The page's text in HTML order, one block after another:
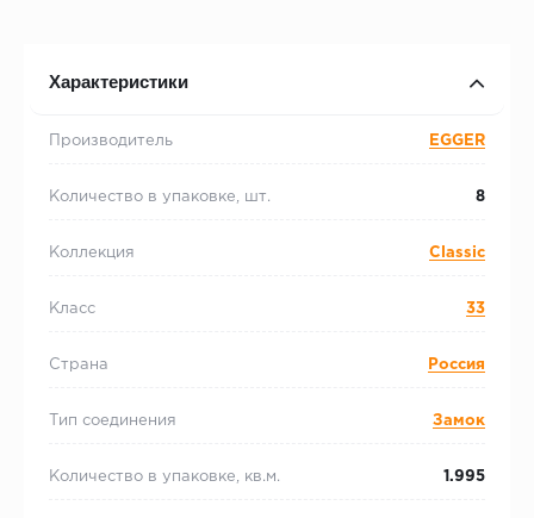
Характеристики
Производитель EGGER
Количество в упаковке, шт. 8
Коллекция Classic
Класс 33
Страна Россия
Тип соединения Замок
Количество в упаковке, кв.м. 1.995